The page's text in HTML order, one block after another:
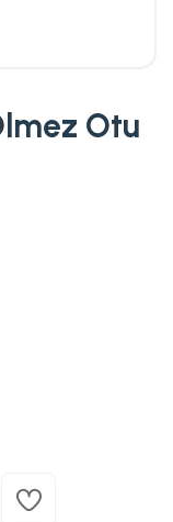
Otu